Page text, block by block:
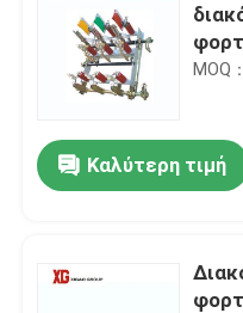
630A
MOQ
Καλύτερη τιμή